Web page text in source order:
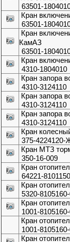
63501-
Кран
63501-
Кран
КамАЗ
63501-
Кран
4310-1804010
Кран запора
4310-3124110
Кран запора
4310-3124110
Кран запора
4310-3124110
Кран
375-4224120-
Кран МТЗ
350-16-009
Кран
64221-8101150
Кран
5320-
Кран
1001-
Кран
1001-
Кран